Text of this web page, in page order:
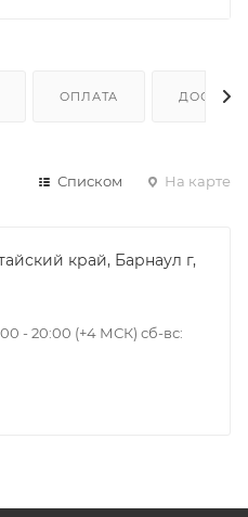
ОПЛАТА
Списком На карте
край, Барнаул г,
- 20:00 (+4 МСК) сб-вс: